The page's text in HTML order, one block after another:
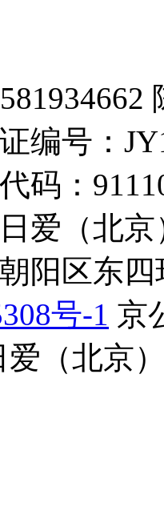
编号：
码：
爱（北
阳区东
号-1 京
爱（北京